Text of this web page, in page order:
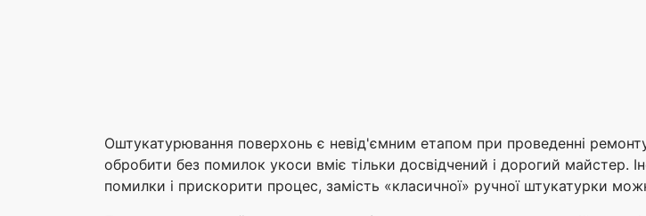
Оштукатурювання поверхонь є невід'ємним етапом при проведенні
обробити без помилок укоси вміє тільки досвідчений і дорогий майстер.
помилки і прискорити процес, замість «класичної» ручної штукатурки